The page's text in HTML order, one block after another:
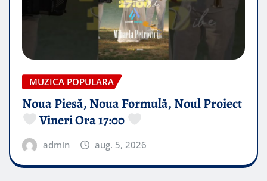
MUZICA POPULARA
Noua Piesă, Noua Formulă, Noul Proiect
Vineri Ora 17:00
admin aug. 5, 2026